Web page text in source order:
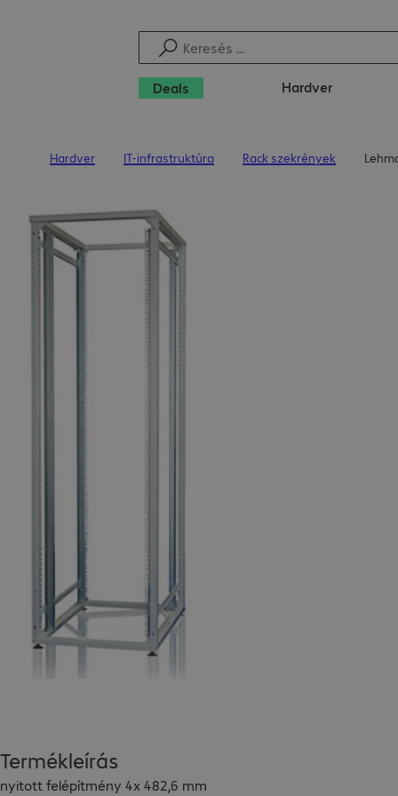
Deals Hardver
Hardver IT-infrastruktúra Rack szekrények
Termékleírás
nyitott felépítmény 4x 482,6 mm